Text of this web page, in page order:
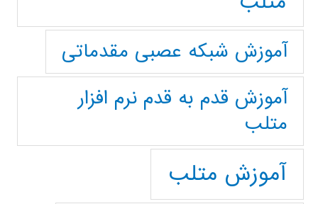
آموزش شبکه عصبی مقدماتی
آموزش قدم به قدم نرم افزار
متلب
آموزش متلب